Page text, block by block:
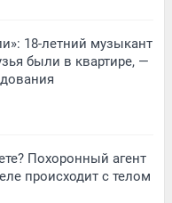
18-летний музыкант
были в квартире, —
Похоронный агент
происходит с телом